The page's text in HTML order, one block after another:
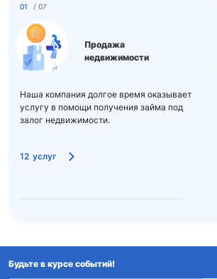
01 / 07
Продажа
недвижимости
Наша компания долгое время оказывает
услугу в помощи получения займа под
залог недвижимости.
12 услуг
Будьте в курсе событий!